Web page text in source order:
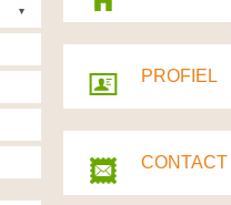
PROFIEL
CONTACT